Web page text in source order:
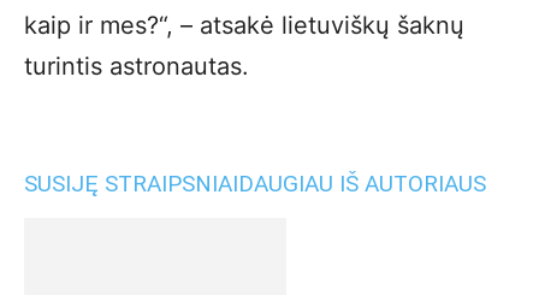
kaip ir mes?“, – atsakė lietuviškų šaknų
turintis astronautas.
SUSIJĘ STRAIPSNIAIDAUGIAU IŠ AUTORIAUS